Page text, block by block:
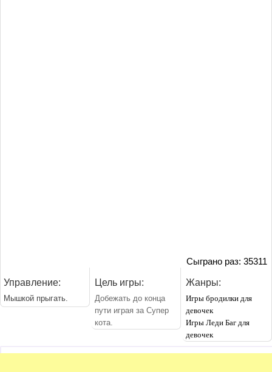
Сыграно раз: 35311
Управление:
Мышкой прыгать.
Цель игры:
Добежать до конца
пути играя за Супер
кота.
Жанры:
Игры бродилки для
девочек
Игры Леди Баг для
девочек